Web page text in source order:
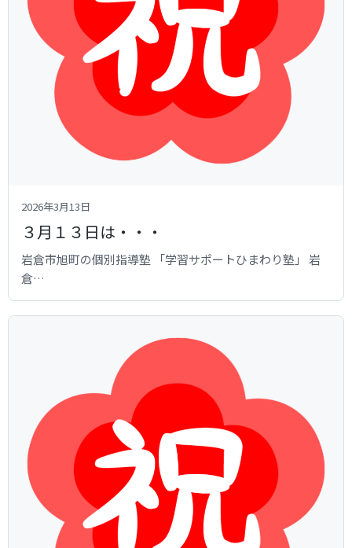
2026年3月13日
３月１３日は・・・
岩倉市旭町の個別指導塾 「学習サポートひまわり塾」 岩
倉…